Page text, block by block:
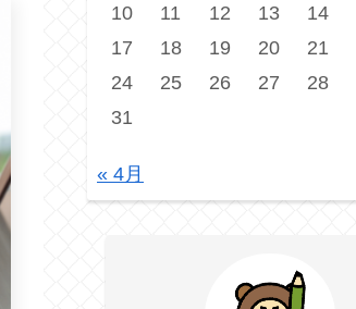
10
11 12 13 14
17
18 19 20 21
24
25 26 27 28
31
« 4月